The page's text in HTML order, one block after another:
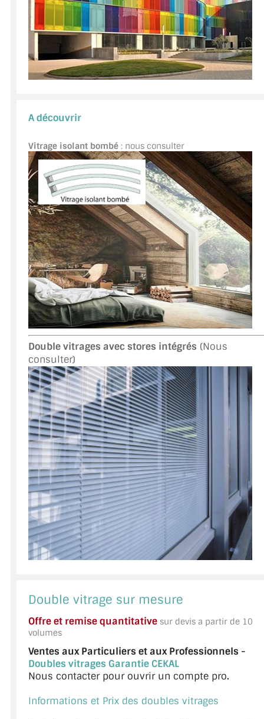
A découvrir
Vitrage isolant bombé : nous consulter
Double vitrages avec stores intégrés (Nous
consulter)
Double vitrage sur mesure
Offre et remise quantitative sur devis a partir de 10
volumes
Ventes aux Particuliers et aux Professionnels -
Doubles vitrages Garantie CEKAL
Nous contacter pour ouvrir un compte pro.
Informations et Prix des doubles vitrages